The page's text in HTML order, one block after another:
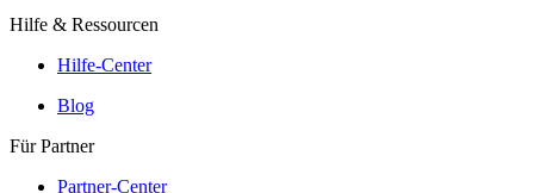
Hilfe & Ressourcen
Hilfe-Center
Blog
Für Partner
Partner-Center